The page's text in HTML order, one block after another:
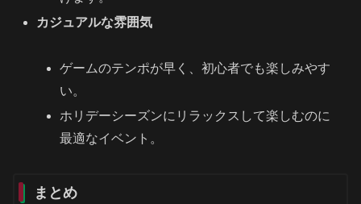
カジュアルな雰囲気
ゲームのテンポが早く、初心者でも楽しみやす
い。
ホリデーシーズンにリラックスして楽しむのに
最適なイベント。
まとめ